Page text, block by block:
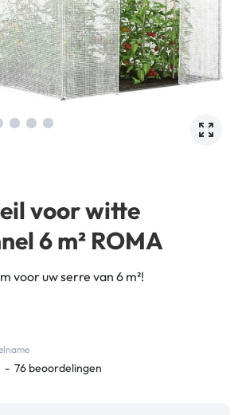
voor witte
6 m² ROMA
voor uw serre van 6 m²!
- 76 beoordelingen